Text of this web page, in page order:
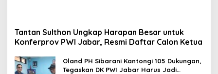
Tantan Sulthon Ungkap Harapan Besar untuk
Konferprov PWI Jabar, Resmi Daftar Calon Ketua
Oland PH Sibarani Kantongi 105 Dukungan,
Tegaskan DK PWI Jabar Harus Jadi